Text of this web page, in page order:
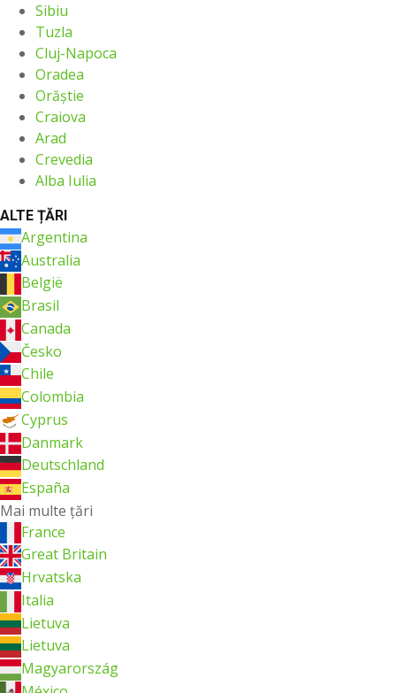
Sibiu
Tuzla
Cluj-Napoca
Oradea
Orăştie
Craiova
Arad
Crevedia
Alba Iulia
ALTE ȚĂRI
Argentina
Australia
België
Brasil
Canada
Česko
Chile
Colombia
Cyprus
Danmark
Deutschland
España
Mai multe ţări
France
Great Britain
Hrvatska
Italia
Lietuva
Lietuva
Magyarország